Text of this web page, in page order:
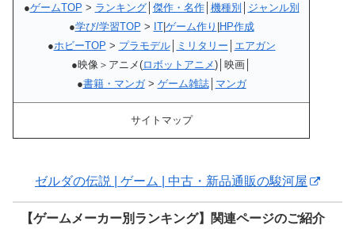
●ゲームTOP > ランキング│ 傑作・名作│ 機種別
ジャンル別
●学び/学習TOP > IT| ゲーム作り HP作成
●ホビーTOP > プラモデル│ ミリタリー
エアガン
●映像＞アニメ(ロボットアニメ)│映画│
●書籍・マンガ> ゲーム雑誌│ マンガ
サイトマップ
ゼルダの伝説 | ゲーム | 中古・新品通販の駿河屋
【ゲームメーカー別ランキング】関連ページのご紹介